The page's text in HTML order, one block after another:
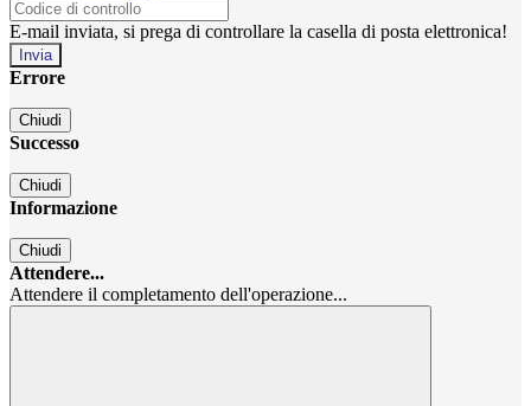
E-mail inviata, si prega di controllare la casella di posta elettronica!
Errore
Chiudi
Successo
Chiudi
Informazione
Chiudi
Attendere...
Attendere il completamento dell'operazione...